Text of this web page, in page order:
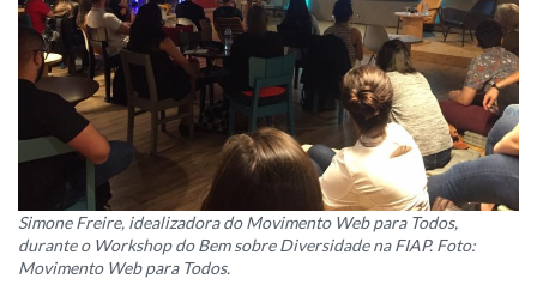
Simone Freire, idealizadora do Movimento Web para Todos,
durante o Workshop do Bem sobre Diversidade na FIAP. Foto:
Movimento Web para Todos.